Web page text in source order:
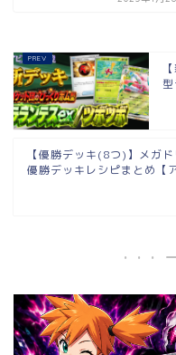
【優勝デッキ(8つ)】メガ
優勝デッキレシピまとめ【